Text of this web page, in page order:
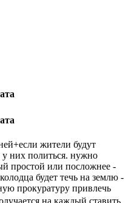
жители будут
у них политься. нужно
простой или посложнее -
будет течь на землю -
прокуратуру привлечь
на каждый ставить